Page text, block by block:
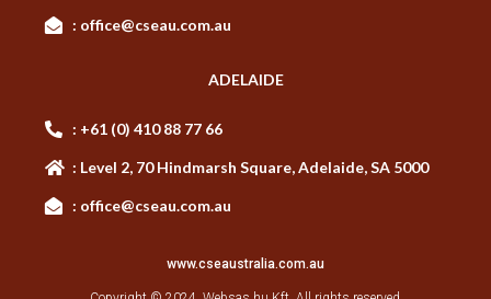
: office@cseau.com.au
ADELAIDE
: +61 (0) 410 88 77 66
: Level 2, 70 Hindmarsh Square, Adelaide, SA 5000
: office@cseau.com.au
www.cseaustralia.com.au